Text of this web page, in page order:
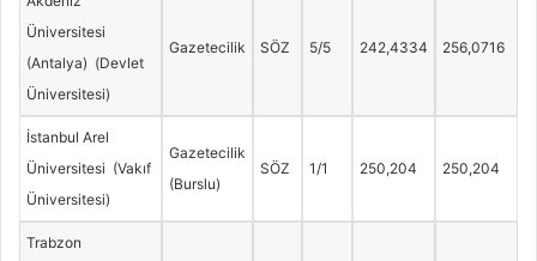
Üniversitesi
(Antalya) (Devlet
Üniversitesi)
Gazetecilik SÖZ 5/5 242,4334 256,0716
İstanbul Arel
Üniversitesi (Vakıf
Üniversitesi)
Gazetecilik
(Burslu)
SÖZ 1/1 250,204 250,204
Trabzon